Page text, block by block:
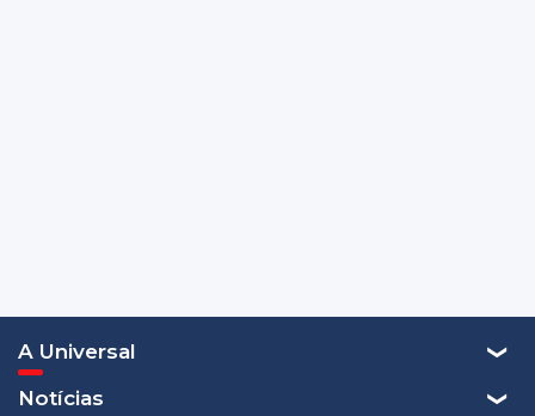
A Universal
Notícias